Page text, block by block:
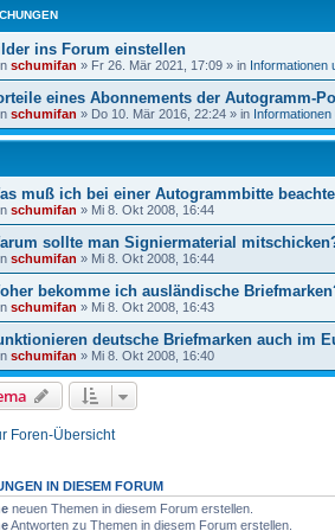
ins Forum einstellen
schumifan » Fr 26. Mär 2021, 17:09 » in Informationen
eines Abonnements der Autogramm-
schumifan » Do 10. Mär 2016, 22:24 » in
muß ich bei einer Autogrammbitte
schumifan » Mi 8. Okt 2008, 16:44
sollte man Signiermaterial
schumifan » Mi 8. Okt 2008, 16:44
bekomme ich ausländische
schumifan » Mi 8. Okt 2008, 16:43
deutsche Briefmarken auch im
schumifan » Mi 8. Okt 2008, 16:40
Foren-Übersicht
IN DIESEM FORUM
neuen Themen in diesem Forum erstellen.
Antworten zu Themen in diesem Forum erstellen.